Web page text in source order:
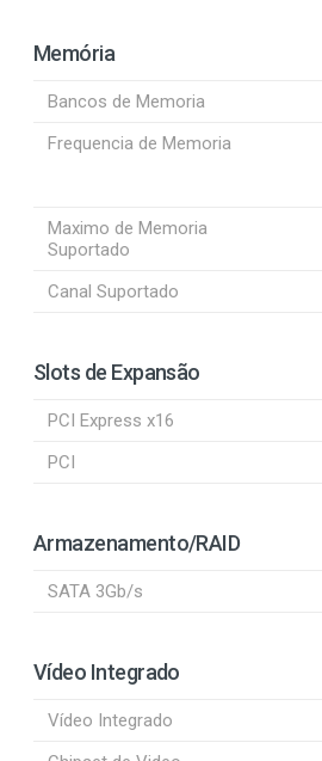
Memória
Bancos de Memoria
Frequencia de Memoria
Maximo de Memoria
Suportado
Canal Suportado
Slots de Expansão
PCI Express x16
PCI
Armazenamento/RAID
SATA 3Gb/s
Vídeo Integrado
Vídeo Integrado